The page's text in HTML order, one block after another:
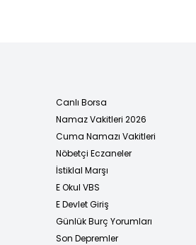
Canlı Borsa
Namaz Vakitleri 2026
Cuma Namazı Vakitleri
Nöbetçi Eczaneler
İstiklal Marşı
E Okul VBS
E Devlet Giriş
Günlük Burç Yorumları
Son Depremler